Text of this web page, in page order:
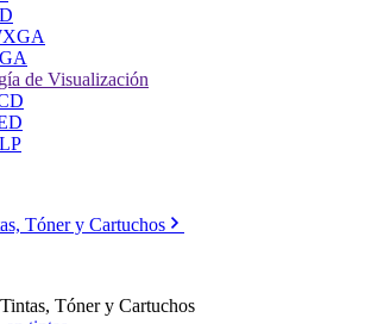
de Visualización
Tóner y Cartuchos
Tintas, Tóner y Cartuchos